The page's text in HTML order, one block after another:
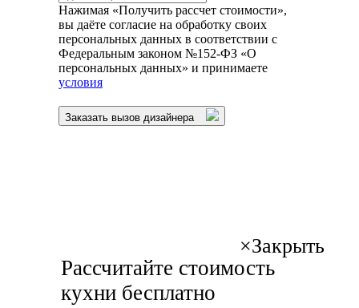
Нажимая «Получить рассчет стоимости»,
вы даёте согласие на обработку своих
персональных данных в соответствии с
Федеральным законом №152-ФЗ «О
персональных данных» и принимаете
условия
Заказать вызов дизайнера
×Закрыть
Рассчитайте стоимость
кухни бесплатно